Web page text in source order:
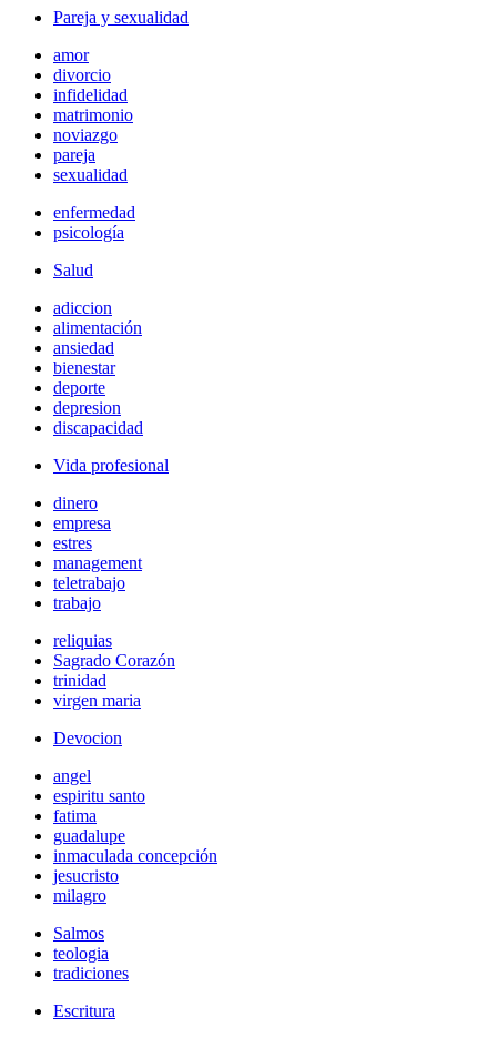
Pareja y sexualidad
amor
divorcio
infidelidad
matrimonio
noviazgo
pareja
sexualidad
enfermedad
psicología
Salud
adiccion
alimentación
ansiedad
bienestar
deporte
depresion
discapacidad
Vida profesional
dinero
empresa
estres
management
teletrabajo
trabajo
reliquias
Sagrado Corazón
trinidad
virgen maria
Devocion
angel
espiritu santo
fatima
guadalupe
inmaculada concepción
jesucristo
milagro
Salmos
teologia
tradiciones
Escritura